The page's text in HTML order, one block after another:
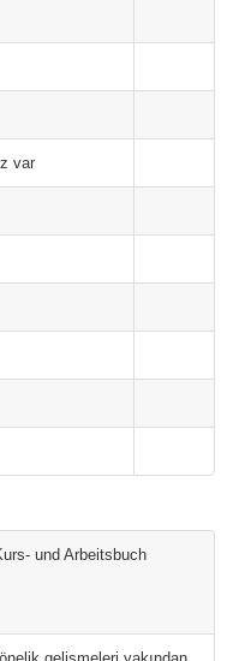
var
und Arbeitsbuch